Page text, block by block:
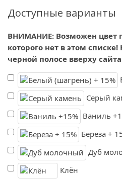
Доступные варианты
ВНИМАНИЕ: Возможен
которого нет в этом
черной полосе вверху сайта
Серый
Ваниль
Береза +
Дуб
Клён